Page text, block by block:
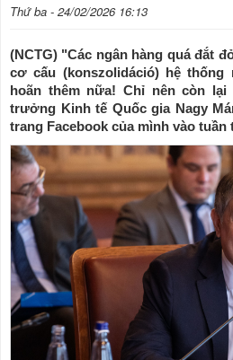
Thứ ba - 24/02/2026 16:13
(NCTG) "Các ngân hàng quá đắt
cơ cấu (konszolidáció) hệ
hoãn thêm nữa! Chỉ nên còn
trưởng Kinh tế Quốc gia Nagy
trang Facebook của mình vào